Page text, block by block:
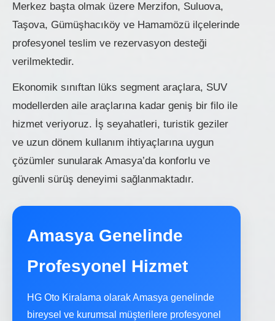
Merkez başta olmak üzere Merzifon, Suluova,
Taşova, Gümüşhacıköy ve Hamamözü ilçelerinde
profesyonel teslim ve rezervasyon desteği
verilmektedir.
Ekonomik sınıftan lüks segment araçlara, SUV
modellerden aile araçlarına kadar geniş bir filo ile
hizmet veriyoruz. İş seyahatleri, turistik geziler
ve uzun dönem kullanım ihtiyaçlarına uygun
çözümler sunularak Amasya’da konforlu ve
güvenli sürüş deneyimi sağlanmaktadır.
Amasya Genelinde
Profesyonel Hizmet
HG Oto Kiralama olarak Amasya genelinde
bireysel ve kurumsal müşterilere profesyonel